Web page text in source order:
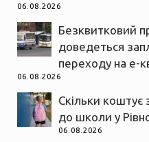
06.08.2026
Безквитковий
доведеться
переходу на е-
06.08.2026
Скільки коштує
до школи у
06.08.2026